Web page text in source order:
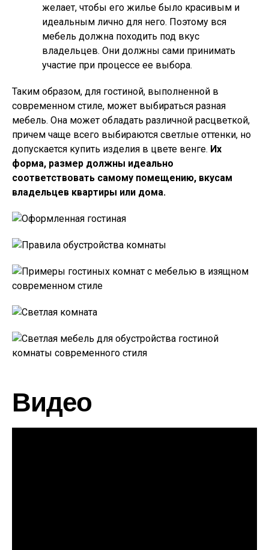
желает, чтобы его жилье было красивым и
идеальным лично для него. Поэтому вся
мебель должна походить под вкус
владельцев. Они должны сами принимать
участие при процессе ее выбора.
Таким образом, для гостиной, выполненной в
современном стиле, может выбираться разная
мебель. Она может обладать различной расцветкой,
причем чаще всего выбираются светлые оттенки, но
допускается купить изделия в цвете венге. Их
форма, размер должны идеально
соответствовать самому помещению, вкусам
владельцев квартиры или дома.
Видео